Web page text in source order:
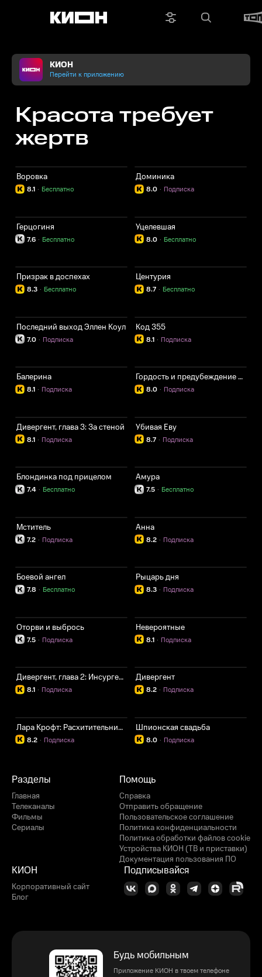
КИОН
Перейти к приложению
Красота требует
жертв
Воровка
8.1 Бесплатно
·
Доминика
8.0 Подписка
·
Герцогиня
7.6 Бесплатно
·
Уцелевшая
8.0 Бесплатно
·
Призрак в доспехах
8.3 Бесплатно
·
Центурия
8.7 Бесплатно
·
Последний выход Эллен Коул
7.0 Подписка
·
Код 355
8.1 Подписка
·
Балерина
8.1 Подписка
·
Гордость и предубеждение и зомби
8.0 Подписка
·
Дивергент, глава 3: За стеной
8.1 Подписка
·
Убивая Еву
8.7 Подписка
·
Блондинка под прицелом
7.4 Бесплатно
·
Амура
7.5 Бесплатно
·
Мститель
7.2 Подписка
·
Анна
8.2 Подписка
·
Боевой ангел
7.8 Бесплатно
·
Рыцарь дня
8.3 Подписка
·
Оторви и выбрось
7.5 Подписка
·
Невероятные
8.1 Подписка
·
Дивергент, глава 2: Инсургент
8.1 Подписка
·
Дивергент
8.2 Подписка
·
Лара Крофт: Расхитительница гробниц
8.2 Подписка
·
Шпионская свадьба
8.0 Подписка
·
Разделы
Главная
Телеканалы
Фильмы
Сериалы
Помощь
Справка
Отправить обращение
Пользовательское соглашение
Политика конфиденциальности
Политика обработки файлов cookie
Устройства КИОН (ТВ и приставки)
Документация пользования ПО
КИОН
Корпоративный сайт
Блог
Подписывайся
Будь мобильным
Приложение КИОН в твоем телефоне